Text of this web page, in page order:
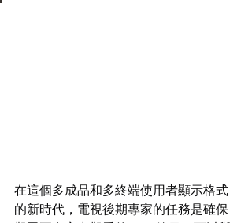
在這個多成品和多終端使用者顯示格式
的新時代，電視後期專家的任務是確保